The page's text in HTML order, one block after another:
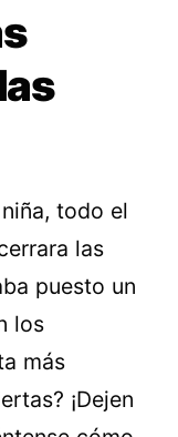
todo el
las
puesto un
los
más
¡Dejen